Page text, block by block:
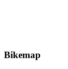
Bikemap